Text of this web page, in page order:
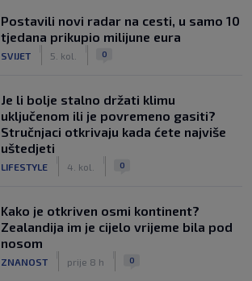
Postavili novi radar na cesti, u samo 10
tjedana prikupio milijune eura
SVIJET 5. kol. 0
Je li bolje stalno držati klimu
uključenom ili je povremeno gasiti?
Stručnjaci otkrivaju kada ćete najviše
uštedjeti
LIFESTYLE 4. kol. 0
Kako je otkriven osmi kontinent?
Zealandija im je cijelo vrijeme bila pod
nosom
ZNANOST prije 8 h 0